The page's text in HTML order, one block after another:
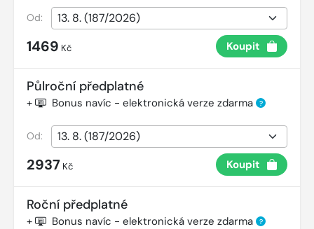
Od:
1469 Kč Koupit
Půlroční předplatné
+ Bonus navíc - elektronická verze zdarma ?
Od:
2937 Kč Koupit
Roční předplatné
+ Bonus navíc - elektronická verze zdarma ?